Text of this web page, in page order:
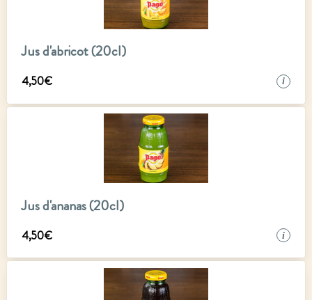
Jus d'abricot (20cl)
4,50€ i
Jus d'ananas (20cl)
4,50€ i